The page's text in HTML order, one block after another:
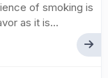
of smoking is
as it is...